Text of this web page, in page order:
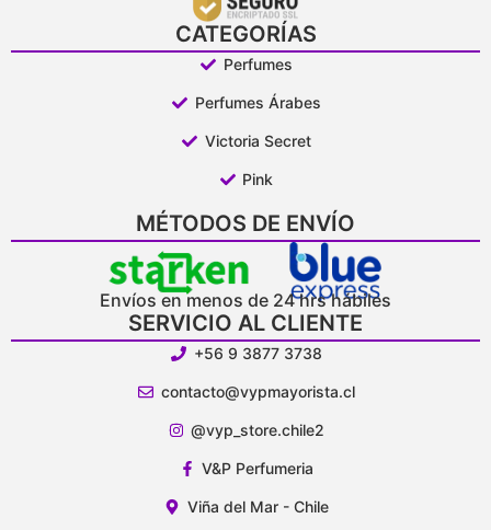
CATEGORÍAS
Perfumes
Perfumes Árabes
Victoria Secret
Pink
MÉTODOS DE ENVÍO
Envíos en menos de 24 hrs hábiles
SERVICIO AL CLIENTE
+56 9 3877 3738
contacto@vypmayorista.cl
@vyp_store.chile2
V&P Perfumeria
Viña del Mar - Chile